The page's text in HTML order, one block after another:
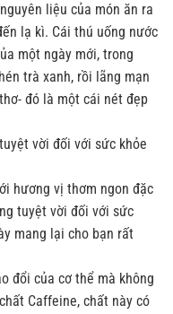
liệu của món ăn ra
lạ kì. Cái thú uống nước
một ngày mới, trong
trà xanh, rồi lãng mạn
đó là một cái nét đẹp
vời đối với sức khỏe
hương vị thơm ngon đặc
tuyệt vời đối với sức
mang lại cho bạn rất
đổi của cơ thể mà không
Caffeine, chất này có